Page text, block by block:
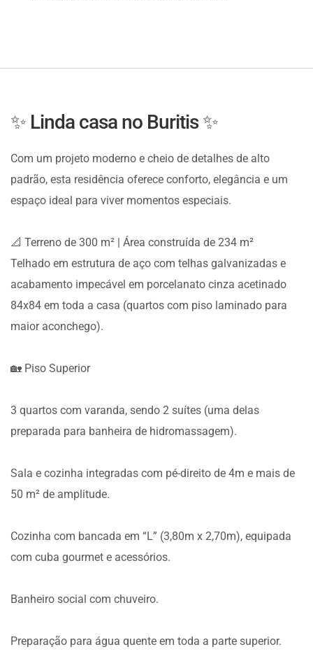
✨ Linda casa no Buritis ✨
Com um projeto moderno e cheio de detalhes de alto
padrão, esta residência oferece conforto, elegância e um
espaço ideal para viver momentos especiais.
📐 Terreno de 300 m² | Área construída de 234 m²
Telhado em estrutura de aço com telhas galvanizadas e
acabamento impecável em porcelanato cinza acetinado
84x84 em toda a casa (quartos com piso laminado para
maior aconchego).
🏡 Piso Superior
3 quartos com varanda, sendo 2 suítes (uma delas
preparada para banheira de hidromassagem).
Sala e cozinha integradas com pé-direito de 4m e mais de
50 m² de amplitude.
Cozinha com bancada em “L” (3,80m x 2,70m), equipada
com cuba gourmet e acessórios.
Banheiro social com chuveiro.
Preparação para água quente em toda a parte superior.